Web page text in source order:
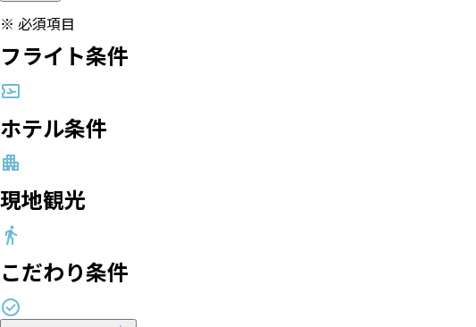
※ 必須項目
フライト条件
ホテル条件
現地観光
こだわり条件